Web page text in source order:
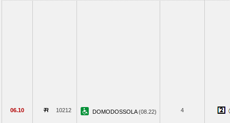
06.10 10212 DOMODOSSOLA(08.22) 4